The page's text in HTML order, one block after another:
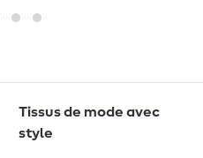
Tissus de mode avec
style